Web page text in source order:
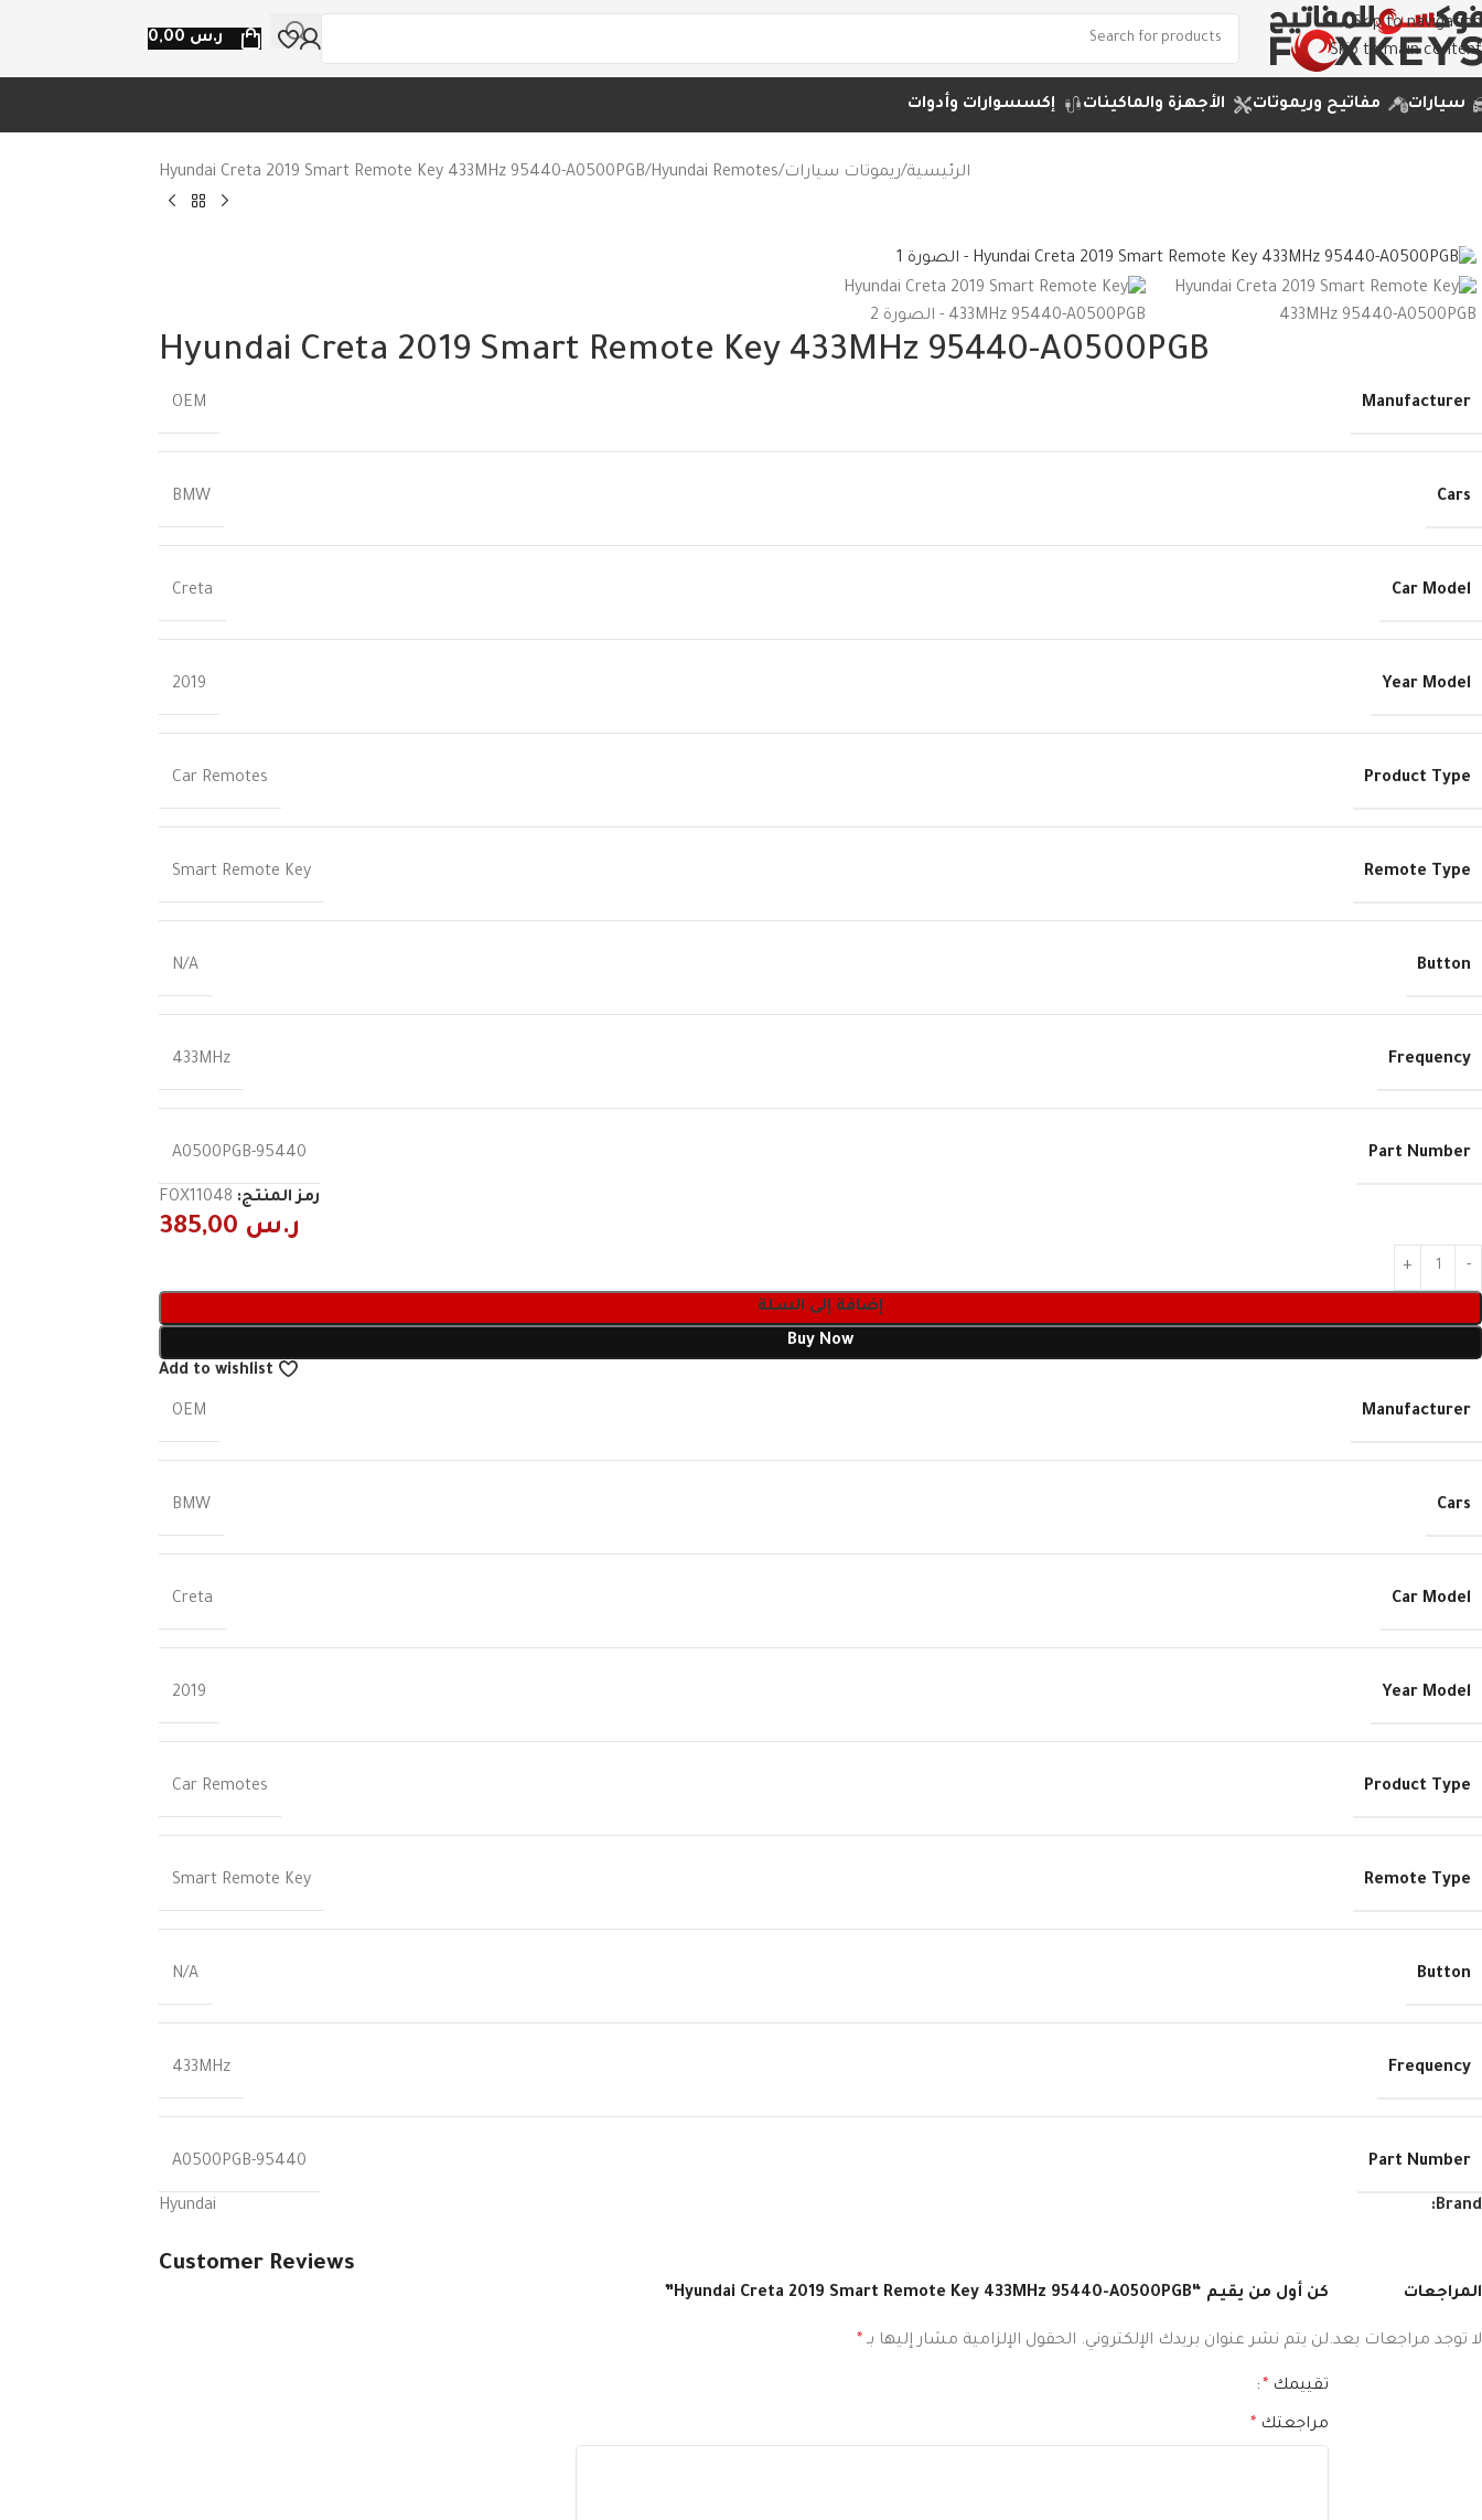
Skip to navigation
Skip to main content
ر.س
سيارات مفاتيح وريموتات الأجهزة والماكينات إكسسوارات وأدوات
الرئيسية ريموتات سيارات Hyundai Remotes
Hyundai Creta 2019 Smart Remote Key 433MHz 95440-A0500PGB
Hyundai Creta 2019 Smart Remote Key 433MHz 95440-A0500PGB
Manufacturer
OEM
Cars
BMW
Car Model
Creta
Year Model
2019
Product Type
Car Remotes
Remote Type
Smart Remote Key
Button
N/A
Frequency
433MHz
Part Number
95440-A0500PGB
رمز المنتج: FOX11048
ر.س
إضافة إلى السلة
Buy Now
Add to wishlist
Manufacturer
OEM
Cars
BMW
Car Model
Creta
Year Model
2019
Product Type
Car Remotes
Remote Type
Smart Remote Key
Button
N/A
Frequency
433MHz
Part Number
95440-A0500PGB
Brand:
Hyundai
Customer Reviews
المراجعات
لا توجد مراجعات بعد.
كن أول من يقيم “Hyundai Creta 2019 Smart Remote Key 433MHz 95440-A0500PGB”
لن يتم نشر عنوان بريدك الإلكتروني. الحقول الإلزامية مشار إليها بـ *
تقييمك *
مراجعتك *